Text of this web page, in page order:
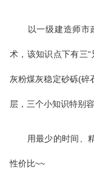
以一级建造师市政
术，该知识点下有三
灰粉煤灰稳定砂砾(碎
层，三个小知识特别
用最少的时间、精
性价比~~